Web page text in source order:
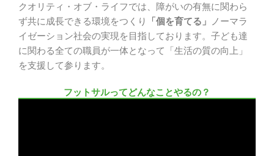
クオリティ・オブ・ライフでは、障がいの有無に関わら
ず共に成長できる環境をつくり
「個を育てる」
ノーマラ
イゼーション社会の実現を目指しております。子ども達
に関わる全ての職員が一体となって「生活の質の向上」
を支援して参ります。
フットサルってどんなことやるの？